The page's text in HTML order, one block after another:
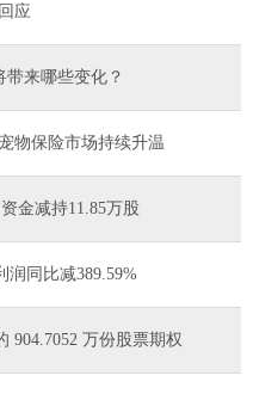
应
带来哪些变化？
物保险市场持续升温
金减持11.85万股
润同比减389.59%
904.7052 万份股票期权